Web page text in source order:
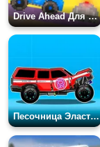
Drive Ahead Для Двоих
Песочница Эластичных Машин